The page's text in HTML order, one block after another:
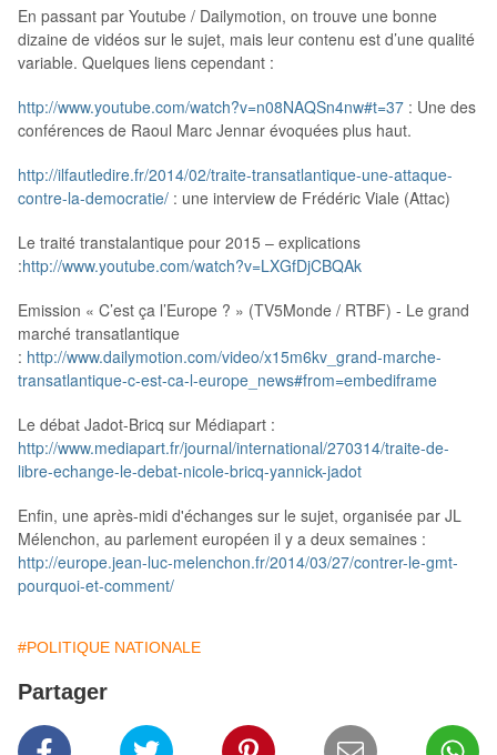
En passant par Youtube / Dailymotion, on trouve une bonne
dizaine de vidéos sur le sujet, mais leur contenu est d’une qualité
variable. Quelques liens cependant :
http://www.youtube.com/watch?v=n08NAQSn4nw#t=37 : Une des
conférences de Raoul Marc Jennar évoquées plus haut.
http://ilfautledire.fr/2014/02/traite-transatlantique-une-attaque-
contre-la-democratie/ : une interview de Frédéric Viale (Attac)
Le traité transtalantique pour 2015 – explications
:http://www.youtube.com/watch?v=LXGfDjCBQAk
Emission « C’est ça l’Europe ? » (TV5Monde / RTBF) - Le grand
marché transatlantique
: http://www.dailymotion.com/video/x15m6kv_grand-marche-
transatlantique-c-est-ca-l-europe_news#from=embediframe
Le débat Jadot-Bricq sur Médiapart :
http://www.mediapart.fr/journal/international/270314/traite-de-
libre-echange-le-debat-nicole-bricq-yannick-jadot
Enfin, une après-midi d'échanges sur le sujet, organisée par JL
Mélenchon, au parlement européen il y a deux semaines :
http://europe.jean-luc-melenchon.fr/2014/03/27/contrer-le-gmt-
pourquoi-et-comment/
#POLITIQUE NATIONALE
Partager